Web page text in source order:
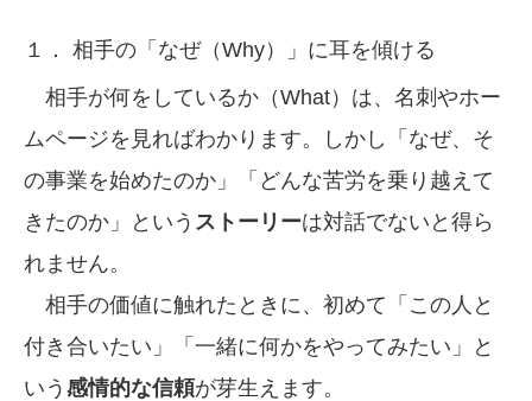
１． 相手の「なぜ（Why）」に耳を傾ける
相手が何をしているか（What）は、名刺やホー
ムページを見ればわかります。しかし「なぜ、そ
の事業を始めたのか」「どんな苦労を乗り越えて
きたのか」という ストーリーは対話でないと得ら
れません。
相手の価値に触れたときに、初めて「この人と
付き合いたい」「一緒に何かをやってみたい」と
いう 感情的な信頼が芽生えます。